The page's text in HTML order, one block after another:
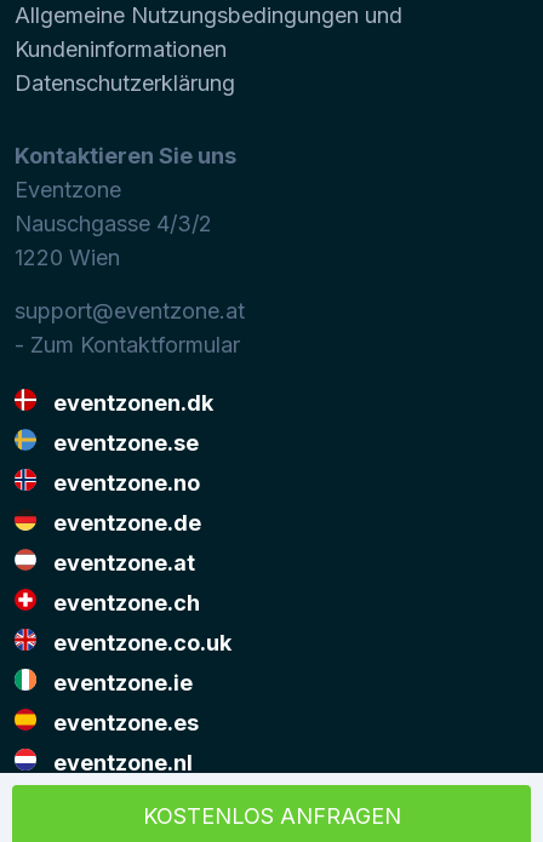
KOSTENLOS ANFRAGEN
Allgemeine Nutzungsbedingungen und
Kundeninformationen
Datenschutzerklärung
Kontaktieren Sie uns
Eventzone
Nauschgasse 4/3/2
1220 Wien
support@eventzone.at
- Zum Kontaktformular
eventzonen.dk
eventzone.se
eventzone.no
eventzone.de
eventzone.at
eventzone.ch
eventzone.co.uk
eventzone.ie
eventzone.es
eventzone.nl
© Copyright Eventzone 2026